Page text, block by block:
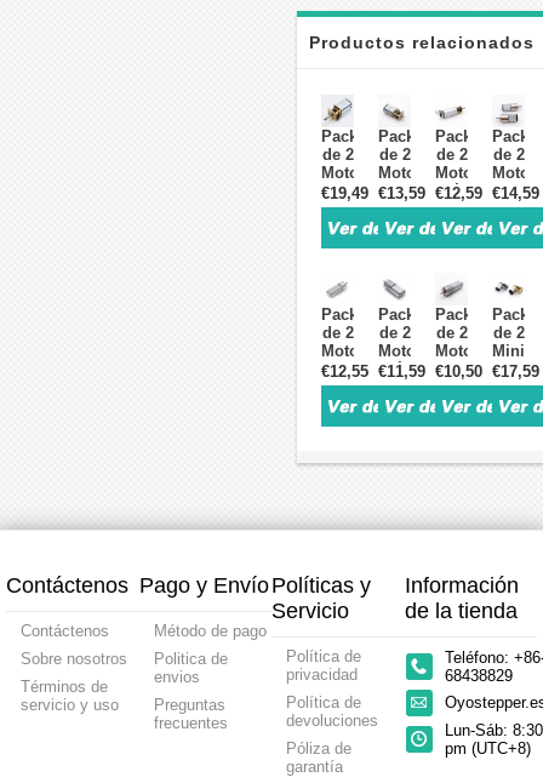
Productos relacionados
Pack
de 2
Motores
DC
con
Engranaje
2.4 V
0.5 kg·cm
Imán
Permanente
12×24 mm
€19,49
Pack
de 2
Motores
DC
con
Engranaje
6 V /
0.5 kg·cm
Cepillado
12×29.6 mm
€13,59
Pack
de 2
Motores
Eléctrico
DC
con
Engranaje
12 V
14 mm
Diámetro
€12,59
Pack
de 2
DC
con
Recto
12 V
0.5
Mini
Motor
€14,59
Pack
de 2
Motores
DC
con
Engranaje
Recto
12 V
€12,55
Pack
de 2
Motores
Eléctrico
DC
con
Engranaje
6 V /
€11,59
Pack
de 2
Motores
DC
con
Engranaje
y
6 V /
Permanente
€10,50
Pack
de 2
Mini
DC
2.4 V
/ 5 V
€17,59
Contáctenos
Contáctenos
Sobre nosotros
Términos de
servicio y uso
Pago y Envío
Método de pago
Politica de
envios
Preguntas
frecuentes
Políticas y
Servicio
Política de
privacidad
Política de
devoluciones
Póliza de
garantía
Información
de la tienda
Teléfono:
68438829
Lun-Sáb:
pm (UTC+8)